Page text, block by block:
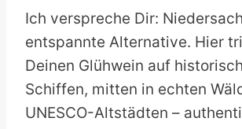
Ich verspreche Dir:
entspannte Alternative. Hier
Deinen Glühwein auf
Schiffen, mitten in echten
UNESCO-Altstädten –